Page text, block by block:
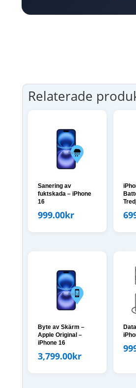
Relaterade
Sanering av
fuktskada – iPhone
16
999.00kr
Byte av Skärm –
Apple Original –
iPhone 16
3,799.00kr